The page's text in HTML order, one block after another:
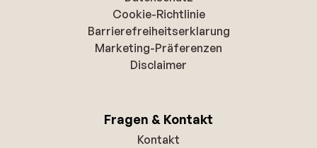
Cookie-Richtlinie
Barrierefreiheitserklarung
Marketing-Präferenzen
Disclaimer
Fragen & Kontakt
Kontakt